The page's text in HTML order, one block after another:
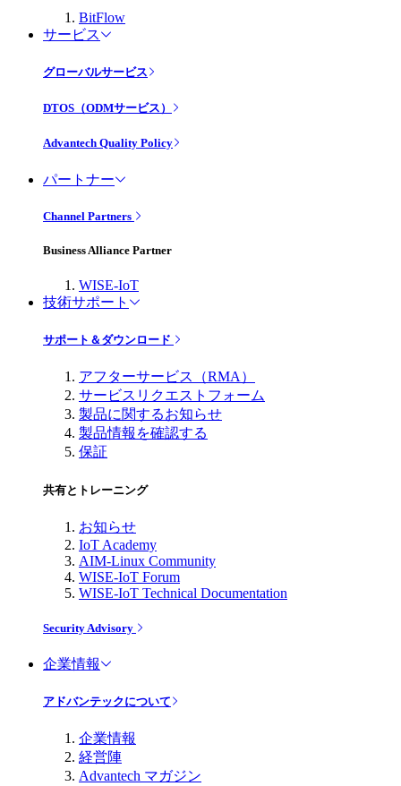
BitFlow
サービス
グローバルサービス
DTOS（ODMサービス）
Advantech Quality Policy
パートナー
Channel Partners
Business Alliance Partner
WISE-IoT
技術サポート
サポート＆ダウンロード
アフターサービス（RMA）
サービスリクエストフォーム
製品に関するお知らせ
製品情報を確認する
保証
共有とトレーニング
お知らせ
IoT Academy
AIM-Linux Community
WISE-IoT Forum
WISE-IoT Technical Documentation
Security Advisory
企業情報
アドバンテックについて
企業情報
経営陣
Advantech マガジン